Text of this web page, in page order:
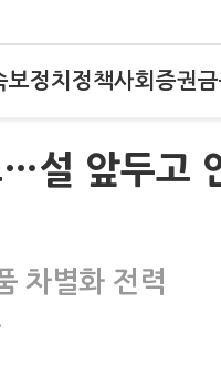
보정치 정책사회 증권
설 앞두고
차별화 전력